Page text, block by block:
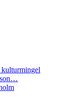
kulturmingel